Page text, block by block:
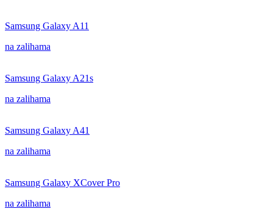
Samsung Galaxy A11
na zalihama
Samsung Galaxy A21s
na zalihama
Samsung Galaxy A41
na zalihama
Samsung Galaxy XCover Pro
na zalihama